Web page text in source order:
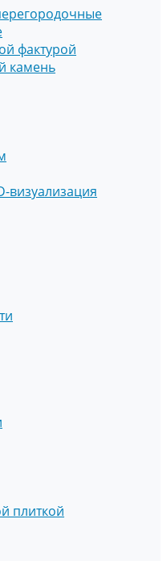
фактурой
камень
визуализация
плиткой